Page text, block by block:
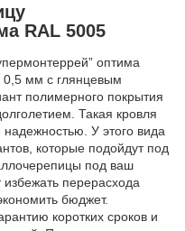
RAL 5005
оптима
0,5 мм с глянцевым
полимерного покрытия
Такая кровля
У этого вида
которые подойдут под
под ваш
перерасхода
бюджет.
коротких сроков и